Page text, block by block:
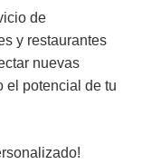
de
y restaurantes
nuevas
el potencial de tu